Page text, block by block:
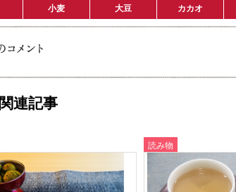
小麦 大豆 カカオ
関連記事
読み物